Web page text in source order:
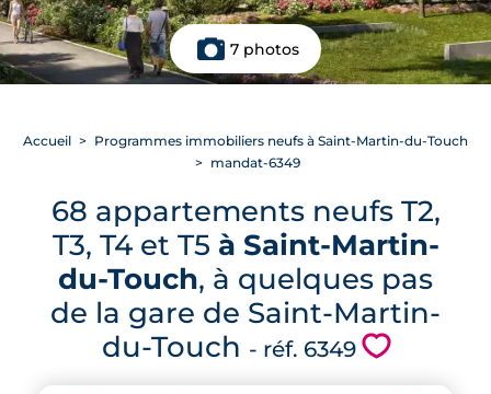
7 photos
Accueil
Programmes immobiliers neufs à Saint-Martin-du-Touch
mandat-6349
68 appartements neufs T2,
T3, T4 et T5 à Saint-Martin-
du-Touch, à quelques pas
de la gare de Saint-Martin-
du-Touch - réf. 6349 💗